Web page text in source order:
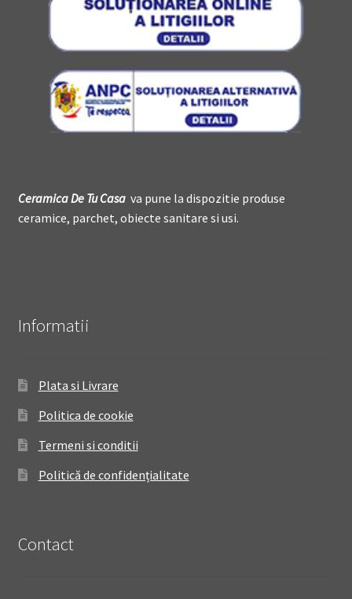
Ceramica DeTu Casava pune la dispozitie produse
ceramice, parchet, obiecte sanitare si usi.
Informatii
Plata si Livrare
Politica de cookie
Termeni si conditii
Politică de confidențialitate
Contact